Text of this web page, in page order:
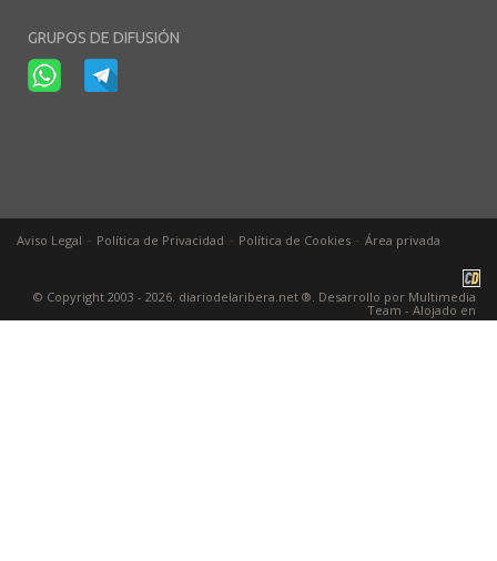
GRUPOS DE DIFUSIÓN
Aviso Legal Política de Privacidad Política de Cookies Área privada
© Copyright 2003 - 2026. diariodelaribera.net ®. Desarrollo por Multimedia
Team - Alojado en